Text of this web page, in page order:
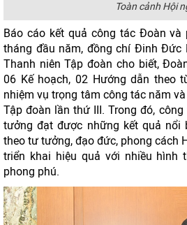
Toàn cảnh Hội
Báo cáo kết quả công tác Đoàn và
tháng đầu năm, đồng chí Đinh Đức
Thanh niên Tập đoàn cho biết,
06 Kế hoạch, 02 Hướng dẫn theo
nhiệm vụ trọng tâm công tác năm
Tập đoàn lần thứ III. Trong đó,
tưởng đạt được những kết quả nổi
theo tư tưởng, đạo đức, phong cách
triển khai hiệu quả với nhiều hình
phong phú.